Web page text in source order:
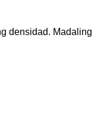
densidad. Madaling